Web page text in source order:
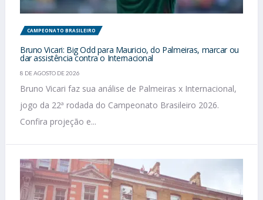
CAMPEONATO BRASILEIRO
Bruno Vicari: Big Odd para Mauricio, do Palmeiras, marcar ou
dar assistência contra o Internacional
8 DE AGOSTO DE 2026
Bruno Vicari faz sua análise de Palmeiras x Internacional,
jogo da 22ª rodada do Campeonato Brasileiro 2026.
Confira projeção e...